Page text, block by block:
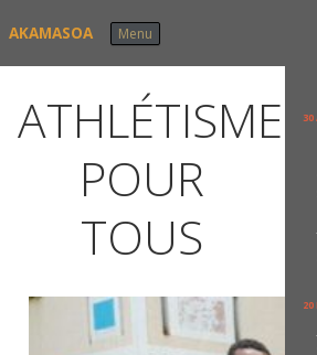
AKAMASOA Menu
ATHLÉTISME
POUR
TOUS
30
20